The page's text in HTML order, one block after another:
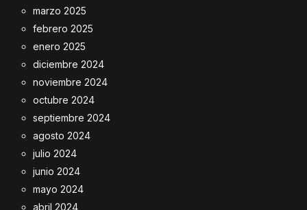
marzo 2025
febrero 2025
enero 2025
diciembre 2024
noviembre 2024
octubre 2024
septiembre 2024
agosto 2024
julio 2024
junio 2024
mayo 2024
abril 2024